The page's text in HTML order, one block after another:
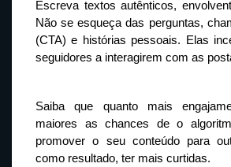
Escreva textos autênticos,
Não se esqueça das perguntas,
(CTA) e histórias pessoais. Elas
seguidores a interagirem com as
Saiba que quanto mais
maiores as chances de o
promover o seu conteúdo para
como resultado, ter mais curtidas.